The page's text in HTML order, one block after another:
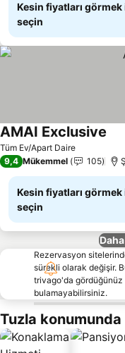
Kesin fiyatları
seçin
Tüm Ev/Apart Daire
AMAI Exclusive
9,4 Mükemmel 105
Kesin fiyatları
seçin
Rezervasyon
sürekli olarak değişir.
trivago'da gördüğünüz
bulamayabilirsiniz.
Tuzla